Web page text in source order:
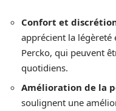
Confort et
apprécient la
Percko, qui peuvent
quotidiens.
Amélioration de la
soulignent une